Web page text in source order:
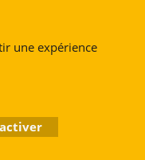
une expérience